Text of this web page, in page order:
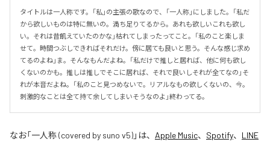
タイトルは一人称です。「私」の主張の歌なので、「一人称」にしました。「私だ
から欲しいものは特に無いの。満ち足りてるから。あれも欲しいこれも欲し
い。それは昔飢えていたのかな」枯れてしまったってこと。「私のこと楽しま
せて。時間つぶしできればそれだけ。傍に居ても良いと思う。そんな感じ求め
てるのよね」ま。そんなもんだよね。「私だけで推しと居れば、他に何も欲し
くないのかも。推しは推しでそこに居れば、それで良いしそれが全てなの」そ
れが本音だよね。「私のこと見つめないで。リアルなもの欲しくないの、今。
刺激的なことは全て持て余してしまいそうなのよ」終わってる。
なお「一人称 (covered by suno v5)」は、 Apple Music、 Spotify、 LINE